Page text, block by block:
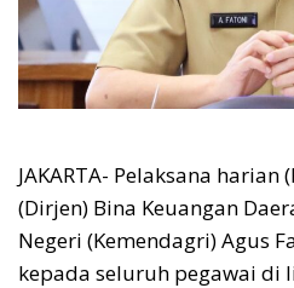
JAKARTA- Pelaksana harian
(Dirjen) Bina Keuangan
Negeri (Kemendagri) Agus
kepada seluruh pegawai di